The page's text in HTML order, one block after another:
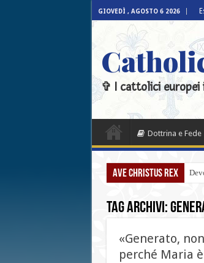
GIOVEDÌ , AGOSTO 6 2026
✞ I cattolici europei
Dottrina e Fede
Ave Christus Rex
Tag Archivi:
«Generato,
perché Maria